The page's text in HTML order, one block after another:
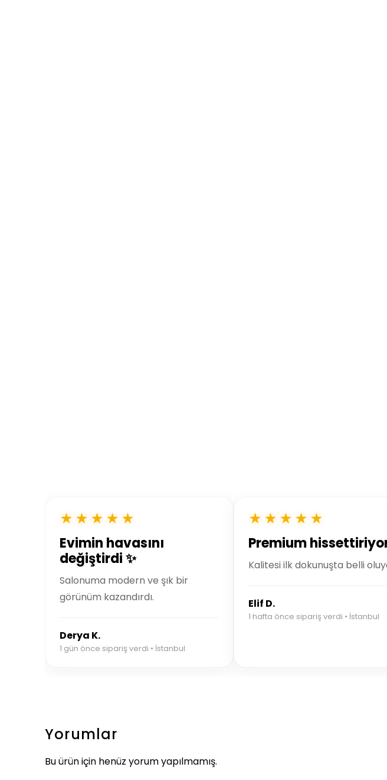
★★★★★
Evimin havasını
değiştirdi ✨
Salonuma modern ve şık bir
görünüm kazandırdı.
Derya K.
1 gün önce sipariş verdi • İstanbul
★★★★★
Premium
Kalitesi ilk dokunuşta belli
Elif D.
1 hafta önce sipariş verdi • İstanbul
Yorumlar
Bu ürün için henüz yorum yapılmamış.